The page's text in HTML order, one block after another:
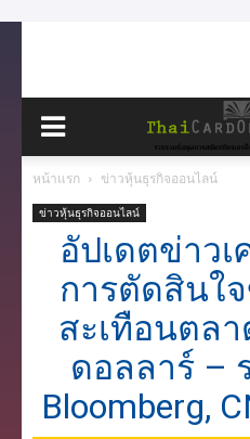
หน้าแรก ข่าวหุ้นธุรกิจออนไลน์
ข่าวหุ้นธุรกิจออนไลน์
อัปเดตข่าวเ
การตัดสินใ
สะเทือนตล
ดอลลาร์ –
Bloomberg,